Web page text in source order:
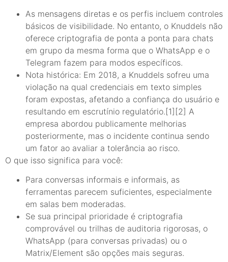
As mensagens diretas e os perfis incluem controles
básicos de visibilidade. No entanto, o Knuddels não
oferece criptografia de ponta a ponta para chats
em grupo da mesma forma que o WhatsApp e o
Telegram fazem para modos específicos.
Nota histórica: Em 2018, a Knuddels sofreu uma
violação na qual credenciais em texto simples
foram expostas, afetando a confiança do usuário e
resultando em escrutínio regulatório.[1][2] A
empresa abordou publicamente melhorias
posteriormente, mas o incidente continua sendo
um fator ao avaliar a tolerância ao risco.
O que isso significa para você:
Para conversas informais e informais, as
ferramentas parecem suficientes, especialmente
em salas bem moderadas.
Se sua principal prioridade é criptografia
comprovável ou trilhas de auditoria rigorosas, o
WhatsApp (para conversas privadas) ou o
Matrix/Element são opções mais seguras.